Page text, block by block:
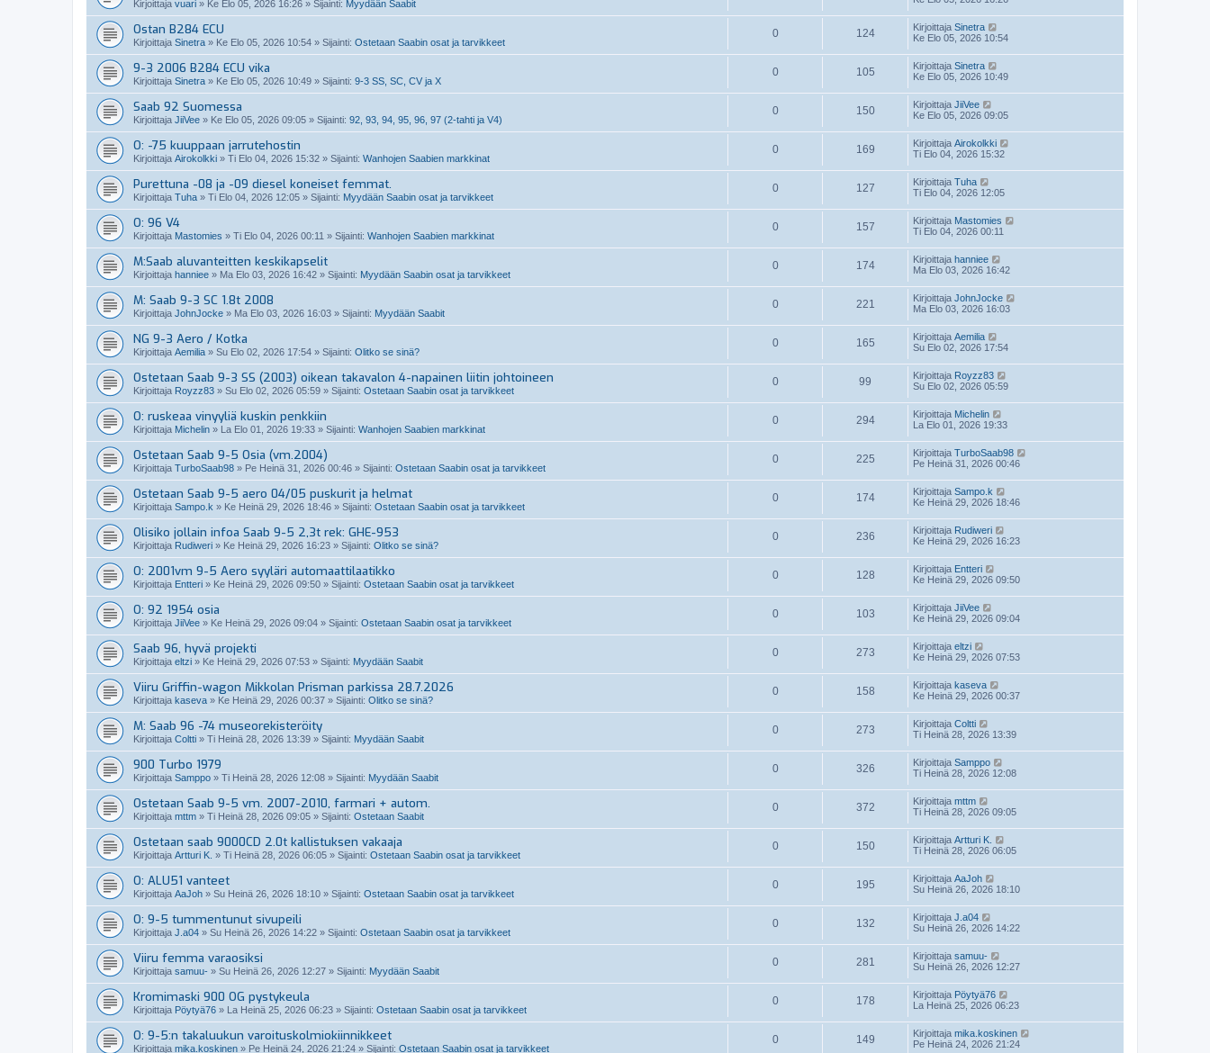
Kirjoittaja vuari » Ke Elo 05, 2026 16:26 » Sijainti: Myydään Saabit
Ostan B284 ECU
Kirjoittaja Sinetra » Ke Elo 05, 2026 10:54 » Sijainti: Ostetaan Saabin osat ja tarvikkeet
0 124 Kirjoittaja Sinetra
Ke Elo 05, 2026 10:54
9-3 2006 B284 ECU vika
Kirjoittaja Sinetra » Ke Elo 05, 2026 10:49 » Sijainti: 9-3 SS, SC, CV ja X
0 105 Kirjoittaja Sinetra
Ke Elo 05, 2026 10:49
Saab 92 Suomessa
Kirjoittaja JiiVee » Ke Elo 05, 2026 09:05 » Sijainti: 92, 93, 94, 95, 96, 97 (2-tahti ja V4)
0 150 Kirjoittaja JiiVee
Ke Elo 05, 2026 09:05
O: -75 kuuppaan jarrutehostin
Kirjoittaja Airokolkki » Ti Elo 04, 2026 15:32 » Sijainti: Wanhojen Saabien markkinat
0 169 Kirjoittaja Airokolkki
Ti Elo 04, 2026 15:32
Purettuna -08 ja -09 diesel koneiset femmat.
Kirjoittaja Tuha » Ti Elo 04, 2026 12:05 » Sijainti: Myydään Saabin osat ja tarvikkeet
0 127 Kirjoittaja Tuha
Ti Elo 04, 2026 12:05
O: 96 V4
Kirjoittaja Mastomies » Ti Elo 04, 2026 00:11 » Sijainti: Wanhojen Saabien markkinat
0 157 Kirjoittaja Mastomies
Ti Elo 04, 2026 00:11
M:Saab aluvanteitten keskikapselit
Kirjoittaja hanniee » Ma Elo 03, 2026 16:42 » Sijainti: Myydään Saabin osat ja tarvikkeet
0 174 Kirjoittaja hanniee
Ma Elo 03, 2026 16:42
M: Saab 9-3 SC 1.8t 2008
Kirjoittaja JohnJocke » Ma Elo 03, 2026 16:03 » Sijainti: Myydään Saabit
0 221 Kirjoittaja JohnJocke
Ma Elo 03, 2026 16:03
NG 9-3 Aero / Kotka
Kirjoittaja Aemilia » Su Elo 02, 2026 17:54 » Sijainti: Olitko se sinä?
0 165 Kirjoittaja Aemilia
Su Elo 02, 2026 17:54
Ostetaan Saab 9-3 SS (2003) oikean takavalon 4-napainen liitin johtoineen
Kirjoittaja Royzz83 » Su Elo 02, 2026 05:59 » Sijainti: Ostetaan Saabin osat ja tarvikkeet
0 99 Kirjoittaja Royzz83
Su Elo 02, 2026 05:59
O: ruskeaa vinyyliä kuskin penkkiin
Kirjoittaja Michelin » La Elo 01, 2026 19:33 » Sijainti: Wanhojen Saabien markkinat
0 294 Kirjoittaja Michelin
La Elo 01, 2026 19:33
Ostetaan Saab 9-5 Osia (vm.2004)
Kirjoittaja TurboSaab98 » Pe Heinä 31, 2026 00:46 » Sijainti: Ostetaan Saabin osat ja tarvikkeet
0 225 Kirjoittaja TurboSaab98
Pe Heinä 31, 2026 00:46
Ostetaan Saab 9-5 aero 04/05 puskurit ja helmat
Kirjoittaja Sampo.k » Ke Heinä 29, 2026 18:46 » Sijainti: Ostetaan Saabin osat ja tarvikkeet
0 174 Kirjoittaja Sampo.k
Ke Heinä 29, 2026 18:46
Olisiko jollain infoa Saab 9-5 2,3t rek: GHE-953
Kirjoittaja Rudiweri » Ke Heinä 29, 2026 16:23 » Sijainti: Olitko se sinä?
0 236 Kirjoittaja Rudiweri
Ke Heinä 29, 2026 16:23
O: 2001vm 9-5 Aero syyläri automaattilaatikko
Kirjoittaja Entteri » Ke Heinä 29, 2026 09:50 » Sijainti: Ostetaan Saabin osat ja tarvikkeet
0 128 Kirjoittaja Entteri
Ke Heinä 29, 2026 09:50
O: 92 1954 osia
Kirjoittaja JiiVee » Ke Heinä 29, 2026 09:04 » Sijainti: Ostetaan Saabin osat ja tarvikkeet
0 103 Kirjoittaja JiiVee
Ke Heinä 29, 2026 09:04
Saab 96, hyvä projekti
Kirjoittaja eltzi » Ke Heinä 29, 2026 07:53 » Sijainti: Myydään Saabit
0 273 Kirjoittaja eltzi
Ke Heinä 29, 2026 07:53
Viiru Griffin-wagon Mikkolan Prisman parkissa 28.7.2026
Kirjoittaja kaseva » Ke Heinä 29, 2026 00:37 » Sijainti: Olitko se sinä?
0 158 Kirjoittaja kaseva
Ke Heinä 29, 2026 00:37
M: Saab 96 -74 museorekisteröity
Kirjoittaja Coltti » Ti Heinä 28, 2026 13:39 » Sijainti: Myydään Saabit
0 273 Kirjoittaja Coltti
Ti Heinä 28, 2026 13:39
900 Turbo 1979
Kirjoittaja Samppo » Ti Heinä 28, 2026 12:08 » Sijainti: Myydään Saabit
0 326 Kirjoittaja Samppo
Ti Heinä 28, 2026 12:08
Ostetaan Saab 9-5 vm. 2007-2010, farmari + autom.
Kirjoittaja mttm » Ti Heinä 28, 2026 09:05 » Sijainti: Ostetaan Saabit
0 372 Kirjoittaja mttm
Ti Heinä 28, 2026 09:05
Ostetaan saab 9000CD 2.0t kallistuksen vakaaja
Kirjoittaja Artturi K. » Ti Heinä 28, 2026 06:05 » Sijainti: Ostetaan Saabin osat ja tarvikkeet
0 150 Kirjoittaja Artturi K.
Ti Heinä 28, 2026 06:05
O: ALU51 vanteet
Kirjoittaja AaJoh » Su Heinä 26, 2026 18:10 » Sijainti: Ostetaan Saabin osat ja tarvikkeet
0 195 Kirjoittaja AaJoh
Su Heinä 26, 2026 18:10
O: 9-5 tummentunut sivupeili
Kirjoittaja J.a04 » Su Heinä 26, 2026 14:22 » Sijainti: Ostetaan Saabin osat ja tarvikkeet
0 132 Kirjoittaja J.a04
Su Heinä 26, 2026 14:22
Viiru femma varaosiksi
Kirjoittaja samuu- » Su Heinä 26, 2026 12:27 » Sijainti: Myydään Saabit
0 281 Kirjoittaja samuu-
Su Heinä 26, 2026 12:27
Kromimaski 900 OG pystykeula
Kirjoittaja Pöytyä76 » La Heinä 25, 2026 06:23 » Sijainti: Ostetaan Saabin osat ja tarvikkeet
0 178 Kirjoittaja Pöytyä76
La Heinä 25, 2026 06:23
O: 9-5:n takaluukun varoituskolmiokiinnikkeet
Kirjoittaja mika.koskinen » Pe Heinä 24, 2026 21:24 » Sijainti: Ostetaan Saabin osat ja tarvikkeet
0 149 Kirjoittaja mika.koskinen
Pe Heinä 24, 2026 21:24